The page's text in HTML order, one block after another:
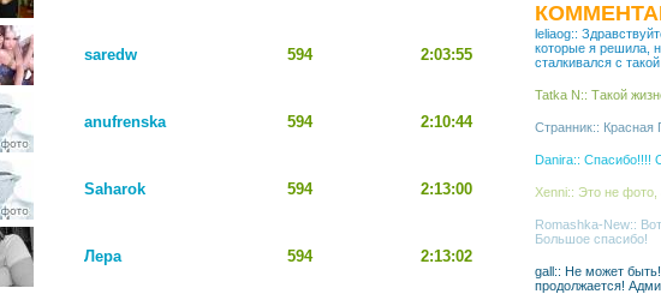
saredw 594 2:03:55
anufrenska 594 2:10:44
Saharok 594 2:13:00
Лера 594 2:13:02
leliaog::
которые я решила,
сталкивался с
Tatka N:: Такой
Странник:: Красная
Danira:: Спасибо!!!!
Xenni:: Это не фото,
Romashka-New::
Большое спасибо!
gall:: Не может
продолжается!